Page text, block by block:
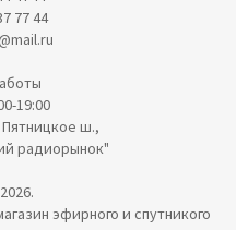
77 44
19:00
ш.,
радиорынок"
эфирного и спутникого